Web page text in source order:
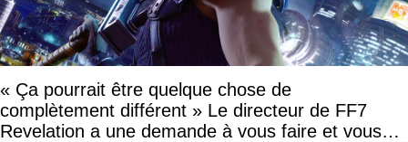
« Ça pourrait être quelque chose de
complètement différent » Le directeur de FF7
Revelation a une demande à vous faire et vous